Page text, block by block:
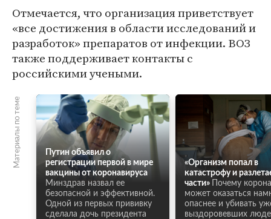
Отмечается, что организация приветствует
«все достижения в области исследований и
разработок» препаратов от инфекции. ВОЗ
также поддерживает контакты с
российскими учеными.
Материалы по теме
Путин объявил о
регистрации первой в мире
вакцины от коронавируса
Минздрав назвал ее
безопасной и эффективной.
Одной из первых прививку
сделала дочь президента
«Организм попал в
катастрофу и
части»
Почему
может оказаться
опаснее и убивать
выздоровевших